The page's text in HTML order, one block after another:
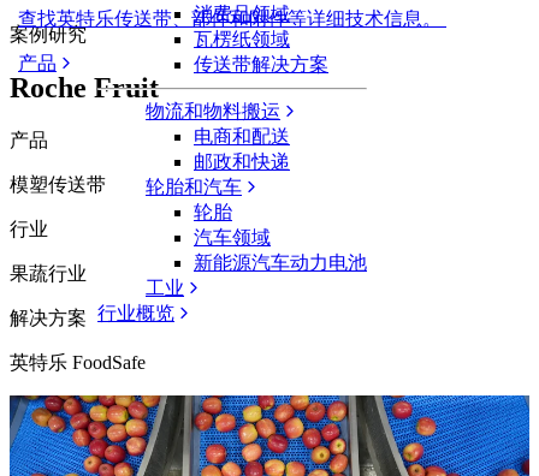
查找英特乐传送带、部件和附件等详细技术信息。
产品
消费品领域
瓦楞纸领域
传送带解决方案
物流和物料搬运
电商和配送
邮政和快递
轮胎和汽车
轮胎
汽车领域
新能源汽车动力电池
工业
行业概览
案例研究
Roche Fruit
产品
模塑传送带
行业
果蔬行业
解决方案
英特乐 FoodSafe